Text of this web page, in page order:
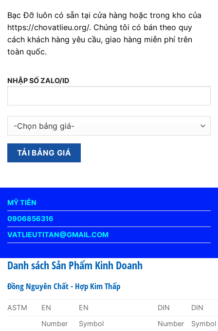
Bạc Đỡ luôn có sẵn tại cửa hàng hoặc trong kho của
https://chovatlieu.org/. Chúng tôi có bán theo quy
cách khách hàng yêu cầu, giao hàng miễn phí trên
toàn quốc.
NHẬP SỐ ZALO/ID
MỸ TIÊN
0906856316
VATLIEUTITAN@GMAIL.COM
Danh sách Sản Phẩm Kinh Doanh
Đồng Nguyên Chất - Hợp Kim Thấp
ASTM EN EN DIN
DIN
Number
Symbol Number
Symbol